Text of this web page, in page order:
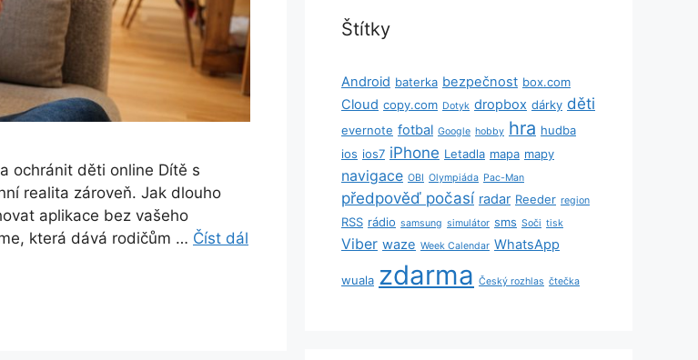
ochránit děti online Dítě s
realita zároveň. Jak dlouho
aplikace bez vašeho
která dává rodičům … Číst dál
Štítky
Android baterka bezpečnost box.com
Cloud copy.com Dotyk dropbox dárky děti
evernote fotbal Google hobby hra hudba
ios ios7 iPhone Letadla mapa mapy
navigace OBI Olympiáda Pac-Man
předpověď počasí radar Reeder region
RSS rádio samsung simulátor sms Soči tisk
Viber waze Week Calendar WhatsApp
wuala zdarma Český rozhlas čtečka